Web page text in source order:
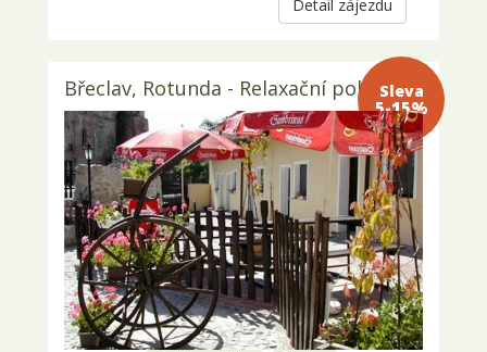
Detail zájezdu
Sleva 5-
15%
Břeclav, Rotunda - Relaxační pobyt